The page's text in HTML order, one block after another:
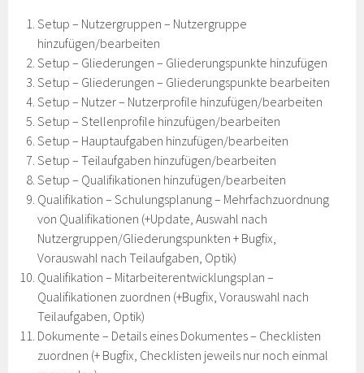
Setup – Nutzergruppen – Nutzergruppe
hinzufügen/bearbeiten
Setup – Gliederungen – Gliederungspunkte hinzufügen
Setup – Gliederungen – Gliederungspunkte bearbeiten
Setup – Nutzer – Nutzerprofile hinzufügen/bearbeiten
Setup – Stellenprofile hinzufügen/bearbeiten
Setup – Hauptaufgaben hinzufügen/bearbeiten
Setup – Teilaufgaben hinzufügen/bearbeiten
Setup – Qualifikationen hinzufügen/bearbeiten
Qualifikation – Schulungsplanung – Mehrfachzuordnung
von Qualifikationen (+Update, Auswahl nach
Nutzergruppen/Gliederungspunkten + Bugfix,
Vorauswahl nach Teilaufgaben, Optik)
Qualifikation – Mitarbeiterentwicklungsplan –
Qualifikationen zuordnen (+Bugfix, Vorauswahl nach
Teilaufgaben, Optik)
Dokumente – Details eines Dokumentes – Checklisten
zuordnen (+ Bugfix, Checklisten jeweils nur noch einmal